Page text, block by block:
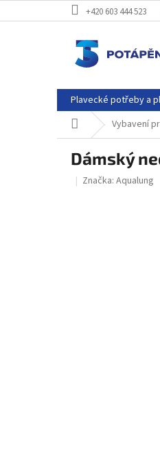
na
+420 603 444 523
Plavecké potřeby a
Domů Vybavení
Dámský
Značka: Aqualung